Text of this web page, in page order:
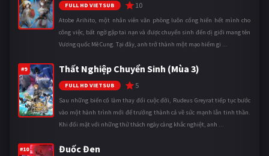
FULL HD VIETSUB 10
Atobe Arihito, một nhân viên văn phòng luôn cống hiến hết mình cho
công việc, bất ngờ gặp tai nạn và được chuyển sinh đến dị giới mang tên
Vương quốc Mê Cung. Tại đây, anh trở thành một mạo hiểm gi ...
#9 Thất Nghiệp Chuyển Sinh (Mùa 3)
FULL HD VIETSUB 5
Sau những biến cố làm thay đổi cuộc đời, Rudeus Greyrat tiếp tục bước
vào một hành trình mới để trưởng thành cả về sức mạnh lẫn tinh thần.
Khi đối mặt với những thử thách ngày càng khắc nghiệt, anh ...
#10 Đuốc Đen